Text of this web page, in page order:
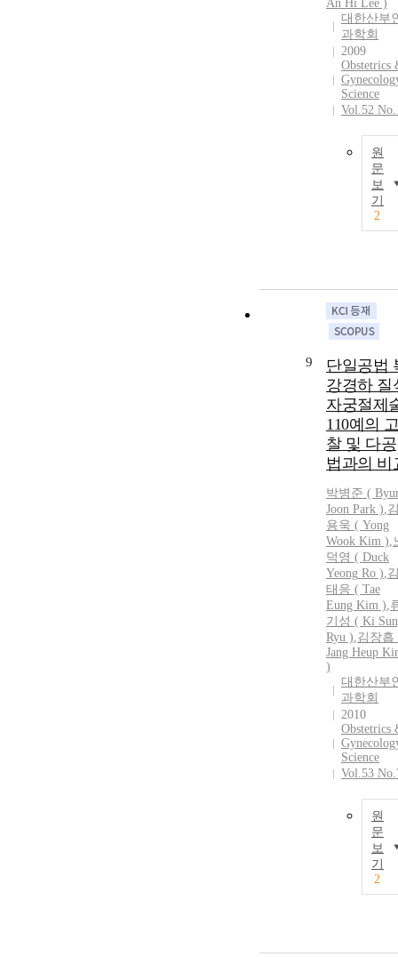
An Hi Lee )
대한산부
과학회
2009
Obstetrics
Science
Vol.52
원
문
보
기
2
9
단일공법
강경하 질
자궁절제
110예의
찰 및 다공
법과의 비
박병준 (
Joon Park ),
용욱 ( Yong
Wook Kim ),
덕영 ( Duck
Yeong Ro ),
태응 ( Tae
Eung Kim ),
기성 ( Ki
Ryu ),김장흡
Jang Heup
)
대한산부
과학회
2010
Obstetrics
Science
Vol.53
원
문
보
기
2